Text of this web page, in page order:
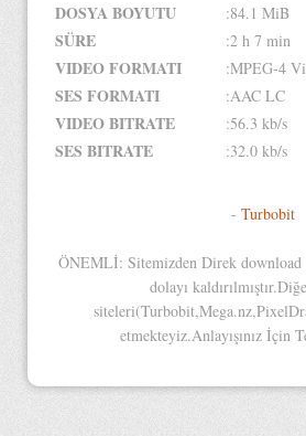
DOSYA BOYUTU :84.1 MiB
SÜRE :2 h 7 min
VIDEO FORMATI :MPEG-4
SES FORMATI :AAC LC
VIDEO BITRATE :56.3 kb/s
SES BITRATE :32.0 kb/s
- Turbobit
ÖNEMLİ: Sitemizden Direk
dolayı
etmekteyiz.Anlayışınız İçin